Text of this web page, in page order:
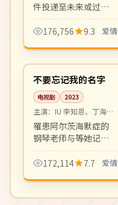
件投递至未来或过
去，三段跨越时空的
爱情在其中交织。新
画面唯美。
176,756 9.3 爱情
韩国
高分 14:38
不要忘记我的名字
电视剧 2023
主演： IU 李知恩、丁海寅
等
罹患阿尔茨海默症的
钢琴老师与等她记起
自己的青梅竹马之间
的纯爱故事。催泪治
Melon 榜首。
172,114 7.7 爱情